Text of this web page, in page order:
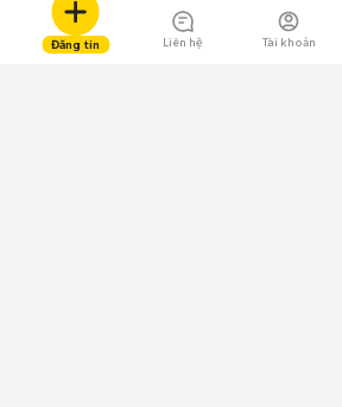
Đăng tin Liên hệ Tài khoản